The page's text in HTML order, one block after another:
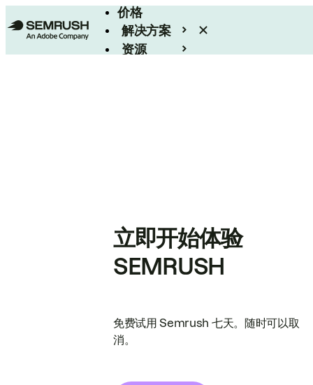
价格
解决方案
资源
立即开始体验
SEMRUSH
免费试用 Semrush 七天。随时可以取
消。